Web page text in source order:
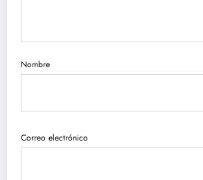
Nombre
Correo electrónico